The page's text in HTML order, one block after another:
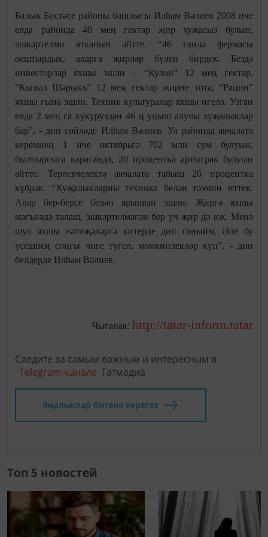
Балык Бистәсе районы башлыгы Илһам Вәлиев 2008 нче
елда районда 40 мең гектар җир хуҗасыз булып,
эшкәртелми ятканын әйтте. “46 гаилә фермасы
оештырдык, аларга җирләр бүлеп бирдек. Бездә
инвесторлар яхшы эшли – “Кулон” 12 мең гектар,
“Кызыл Шәрыкъ” 12 мең гектар җирне тота, “Рацин”
яхшы гына эшли. Техник культуралар яхшы игелә. Узган
елда 2 мең га кукуруздан 46 ц уңыш алучы хуҗалыклар
бар”, - дип сөйләде Илһам Вәлиев. Ул районда акчалата
керемнең 1 нче октябрьгә 702 млн сум булуын,
былтыргыга караганда, 20 процентка артыграк булуын
әйтте. Терлекчелектә акчалата табыш 26 процентка
күбрәк. “Хуҗалыкларны техника белән тәэмин иттек.
Алар бер-берсе белән ярышып эшли. Җиргә яхшы
мәгънәдә талаш, эшкәртелмәгән бер уч җир дә юк. Менә
шул яхшы нәтиҗәләргә китерде дип саныйм. Әле бу
үсешнең соңгы чиге түгел, мөмкинлекләр күп”, - дип
белдерде Илһам Вәлиев.
Чыганак: http://tatar-inform.tatar
Следите за самым важным и интересным в
Telegram-канале Татмедиа
Яңалыклар битенә керегез
Топ 5 новостей